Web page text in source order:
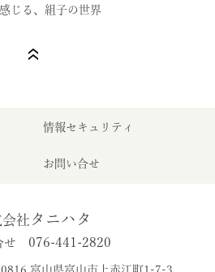
じる、組子の世界
情報セキュリティ
お問い合せ
社 タニハタ
せ 076-441-2820
富山県富山市上赤江町1-7-3